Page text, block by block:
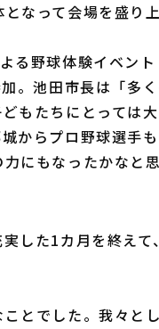
なって会場を盛り上
る野球体験イベント
。池田市長は「多
もたちにとっては
からプロ野球選手
にもなったかなと
した1カ月を終えて
とでした。我々と